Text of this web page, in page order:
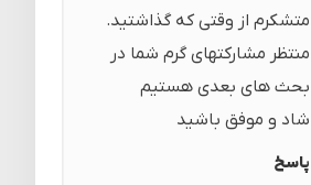
متشکرم از وقتی که گذاشتید.
منتظر مشارکتهای گرم شما در
بحث های بعدی هستیم
شاد و موفق باشید
پاسخ